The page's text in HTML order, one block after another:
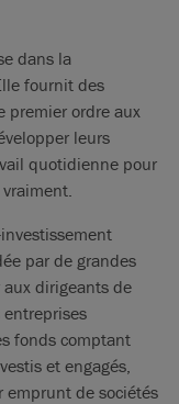
dans la
fournit des
premier ordre aux
leurs
quotidienne pour
par de grandes
dirigeants de
fonds comptant
et engagés,
emprunt de sociétés